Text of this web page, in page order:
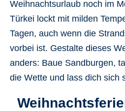
Weihnachtsurlaub noch im
Türkei lockt mit milden
Tagen, auch wenn die
vorbei ist. Gestalte dieses
anders: Baue Sandburgen,
die Wette und lass dich sich